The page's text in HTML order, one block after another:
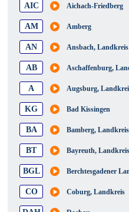
AIC Aichach-Friedberg
AM Amberg
AN Ansbach, Landkreis
AB Aschaffenburg,
A Augsburg,
KG Bad Kissingen
BA Bamberg, Landkreis
BT Bayreuth, Landkreis
BGL Berchtesgadener
CO Coburg, Landkreis